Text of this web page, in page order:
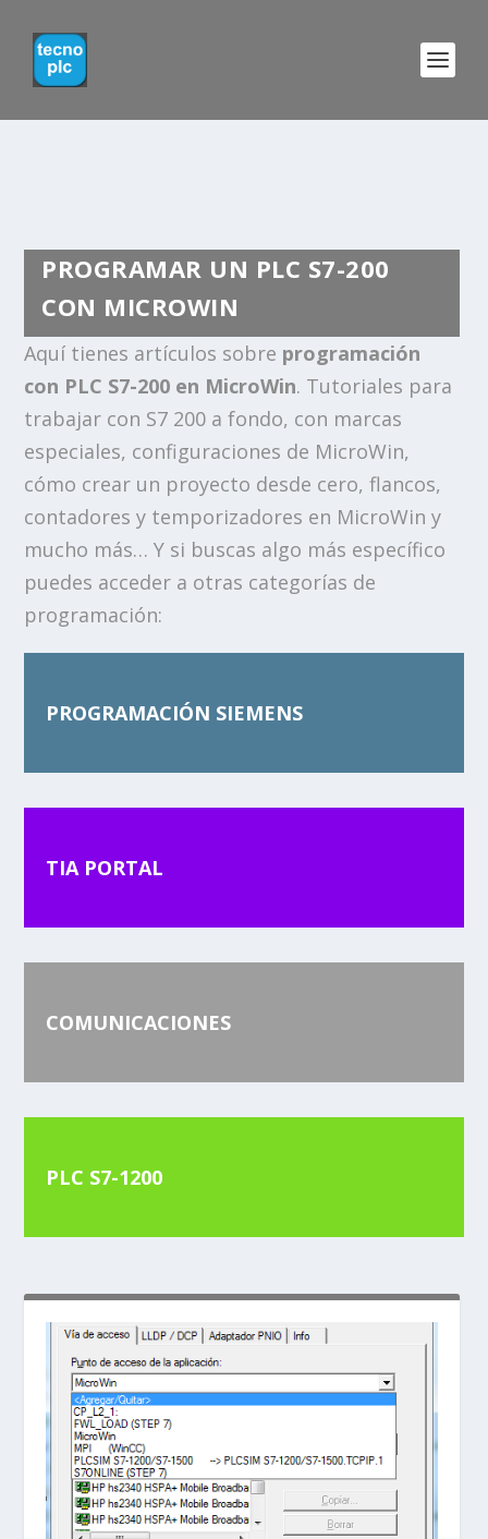
PROGRAMAR UN PLC S7-200
CON MICROWIN
Aquí tienes artículos sobre programación
con PLC S7-200 en MicroWin. Tutoriales para
trabajar con S7 200 a fondo, con marcas
especiales, configuraciones de MicroWin,
cómo crear un proyecto desde cero, flancos,
contadores y temporizadores en MicroWin y
mucho más… Y si buscas algo más específico
puedes acceder a otras categorías de
programación:
PROGRAMACIÓN SIEMENS
TIA PORTAL
COMUNICACIONES
PLC S7-1200